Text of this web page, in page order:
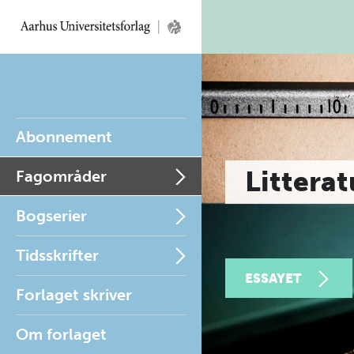
Abonnement
Fagområder
Bogserier
Tidsskrifter
Forlaget skriver
Om forlaget
ESSAYET